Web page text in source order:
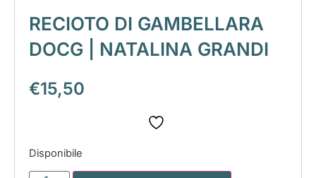
RECIOTO DI GAMBELLARA
DOCG | NATALINA GRANDI
€15,50
Disponibile